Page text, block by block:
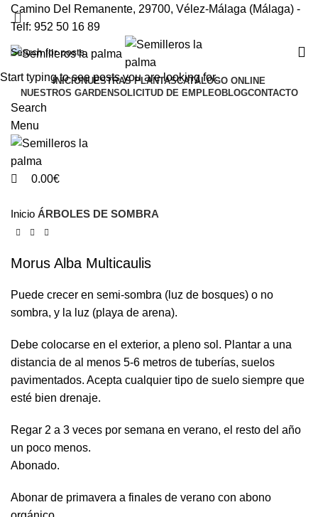
Camino Del Remanente, 29700, Vélez-Málaga (Málaga) -
Telf: 952 50 16 89
INICIONUESTRAS PLANTASCATÁLOGO ONLINE
NUESTROS GARDENSOLICITUD DE EMPLEOBLOGCONTACTO
Search
Menu
0.00€
Inicio ÁRBOLES DE SOMBRA
Morus Alba Multicaulis
Puede crecer en semi-sombra (luz de bosques) o no
sombra, y la luz (playa de arena).
Debe colocarse en el exterior, a pleno sol. Plantar a una
distancia de al menos 5-6 metros de tuberías, suelos
pavimentados. Acepta cualquier tipo de suelo siempre que
esté bien drenaje.
Regar 2 a 3 veces por semana en verano, el resto del año
un poco menos.
Abonado.
Abonar de primavera a finales de verano con abono
Start typing to see posts you are looking for.